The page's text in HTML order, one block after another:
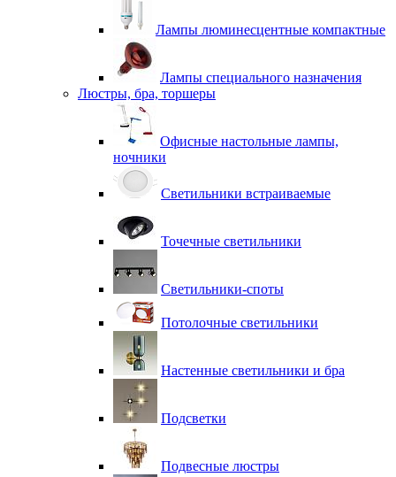
Лампы люминесцентные компактные
Лампы специального назначения
Люстры, бра, торшеры
Офисные настольные лампы,
ночники
Светильники встраиваемые
Точечные светильники
Светильники-споты
Потолочные светильники
Настенные светильники и бра
Подсветки
Подвесные люстры